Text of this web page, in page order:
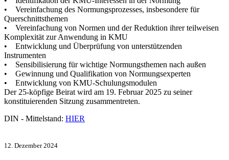
• Vereinfachung des Normungsprozesses, insbesondere für
Querschnittsthemen
• Vereinfachung von Normen und der Reduktion ihrer teilweisen
Komplexität zur Anwendung in KMU
• Entwicklung und Überprüfung von unterstützenden
Instrumenten
• Sensibilisierung für wichtige Normungsthemen nach außen
• Gewinnung und Qualifikation von Normungsexperten
• Entwicklung von KMU-Schulungsmodulen
Der 25-köpfige Beirat wird am 19. Februar 2025 zu seiner
konstituierenden Sitzung zusammentreten.
DIN - Mittelstand: HIER
12. Dezember 2024